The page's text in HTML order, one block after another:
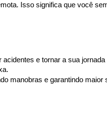
Isso significa que você
e tornar a sua
manobras e garantindo maior